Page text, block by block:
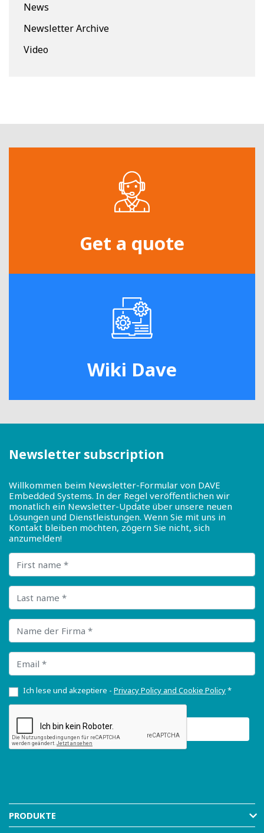
News
Newsletter Archive
Video
Get a quote
Wiki Dave
Newsletter subscription
Willkommen beim Newsletter-Formular von DAVE
Embedded Systems. In der Regel veröffentlichen wir
monatlich ein Newsletter-Update über unsere neuen
Lösungen und Dienstleistungen. Wenn Sie mit uns in
Kontakt bleiben möchten, zögern Sie nicht, sich
anzumelden!
First name
Last name
Name der Firma
Email
Ich lese und akzeptiere - Privacy Policy and Cookie Policy*
PRODUKTE